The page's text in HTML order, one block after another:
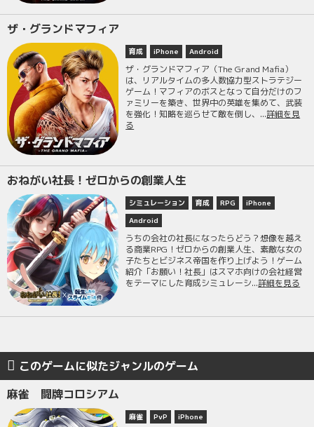
ザ・グランドマフィア
育成 iPhone Android
ザ・グランドマフィア（The Grand Mafia）
は、リアルタイムの多人数協力型ストラテジー
ゲーム！マフィアのボスとなって自分だけのフ
ァミリーを築き、世界中の英雄を集めて、武装
を強化！知略を巡らせて敵を倒し、...詳細を見
る
おねがい社長！ゼロからの創業人生
シミュレーション 育成 RPG
iPhone
Android
うちの会社の社長になったらどう？想像を越え
る商業RPG！ゼロからの創業人生、素敵な女の
子たちとビジネス帝国を作り上げよう！ゲーム
紹介「お願い！社長」はスマホ向けの会社経営
をテーマにした育成シミュレーシ...詳細を見る
このゲームに似たジャンルのゲーム
麻雀 闘牌コロシアム
麻雀 PvP iPhone